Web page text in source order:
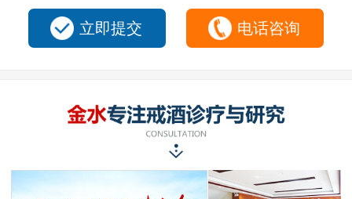
立即提交 电话咨询